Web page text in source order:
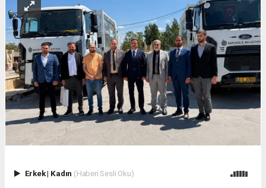
Erkek| Kadın (Haberi Sesli Oku)